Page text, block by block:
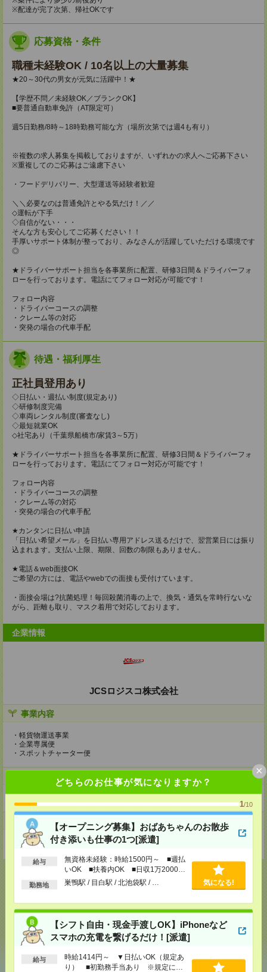
どちらのお仕事が気になりますか？
1/10
【オープニング募集】おばあちゃんのお散歩
付き添いも仕事の1つ[派遣]
給与
無資格未経験：時給1500円～ ■週払
いOK ■扶養内OK ■日収1万2000円
以上
勤務地 巣鴨駅 / 目白駅 / 北池袋駅 / … 気になる!
【シフト自由・現金手渡しOK】iPhoneなど
スマホの充電を繋げるだけ！[派遣]
給与
時給1414円～ ▼日払いOK（規定あ
り） ■初勤務手当あり ※規定によ
×
※配達が完了次第、帰社OKです
応募資格・条件
職種未経験OK / 10名以上の大量募集
★20～30代の男女が元気に活躍中！★
【学歴不問／未経験OK／ブランクOK】
■要普通自動車免許（AT限定可）
週5日勤務/8時～18時勤務可能な方（場所次第では週4も有り）
※複数の求人募集を掲載しておりますが、いずれかの求人へご応募下さい
※重複してのご応募はご遠慮下さい
・フードデリバリー、大型運送等経験者歓迎
＼＼必要なのは普通免許とやる気だけ！／／
◇運転が下手
◇自信がない・・・
そんな方も安心してご応募ください！！
手厚いサポート体制が整っており、みなさんが活躍していただける環境です
◎
★ドライバーサポート担当を各事業所に配置、研修3日間＆ドライバーフォ
ローを行っております。電話にてフォロー対応が可能です！
フォロー内容
・ドライバーコースの調整
・クレーム等の対応
・突発の場合の代車手配
待遇・福利厚生
正社員登用あり
◇日払い・週払い制度(規定あり)
◇研修制度完備
◇車両レンタル制度(審査なし)
◇最短就業OK
◇社宅あり（千葉県船橋市/家賃3～5万）
★ドライバーサポート担当を各事業所に配置、研修3日間＆ドライバーフォ
ローを行っております。電話にてフォロー対応が可能です！
フォロー内容
・ドライバーコースの調整
・クレーム等の対応
・突発の場合の代車手配
★カンタンに日払い申請
「日払い希望メール」を日払い専用アドレス送るだけで、翌営業日には振り
込まれます。支払い上限、期限、回数の制限もありません。
★電話＆web面接OK
ご希望の方には、電話やwebでの面接も受付けています。
・面接会場は?抗菌処理！毎回殺菌消毒の上で、換気・通気を常時行ないな
がら、距離も取り、マスク着用で対応しております。
企業情報
JCSロジスコ株式会社
事業内容
・軽貨物運送事業
・企業専属便
・スポットチャーター便
ホームページ
事業所
東京都杉並区上荻1-18-3亀屋酒販第2ビル316号
応募ページへ